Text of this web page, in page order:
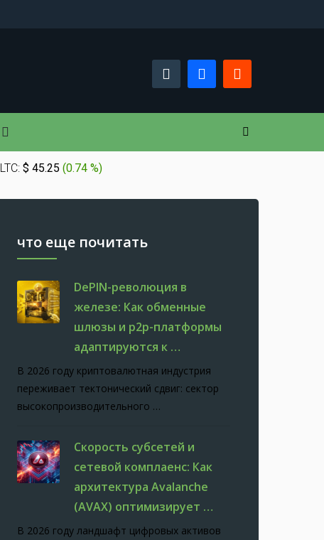
LTC: $ 45.25 (0.74 %)
что еще почитать
DePIN-революция в
железе: Как обменные
шлюзы и p2p-платформы
адаптируются к …
В 2026 году криптовалютная индустрия
переживает тектонический сдвиг: сектор
высокопроизводительного …
Скорость субсетей и
сетевой комплаенс: Как
архитектура Avalanche
(AVAX) оптимизирует …
В 2026 году ландшафт цифровых активов